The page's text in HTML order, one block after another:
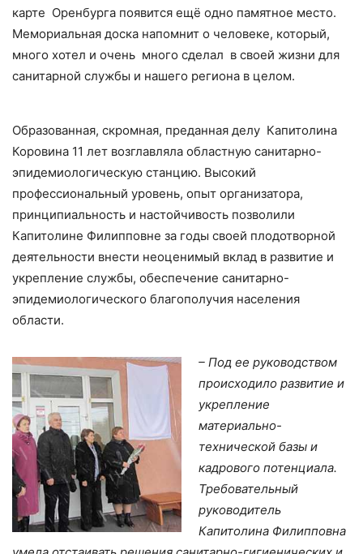
карте Оренбурга появится ещё одно памятное место.
Мемориальная доска напомнит о человеке, который,
много хотел и очень много сделал в своей жизни для
санитарной службы и нашего региона в целом.
Образованная, скромная, преданная делу Капитолина
Коровина 11 лет возглавляла областную санитарно-
эпидемиологическую станцию. Высокий
профессиональный уровень, опыт организатора,
принципиальность и настойчивость позволили
Капитолине Филипповне за годы своей плодотворной
деятельности внести неоценимый вклад в развитие и
укрепление службы, обеспечение санитарно-
эпидемиологического благополучия населения
области.
– Под ее руководством
происходило развитие и
укрепление
материально-
технической базы и
кадрового потенциала.
Требовательный
руководитель
Капитолина Филипповна